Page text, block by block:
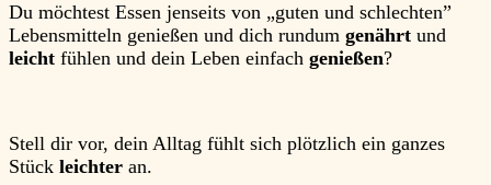
Du möchtest Essen jenseits von „guten und schlechten”
Lebensmitteln genießen und dich rundum genährt und
leicht fühlen und dein Leben einfach genießen?
Stell dir vor, dein Alltag fühlt sich plötzlich ein ganzes
Stück leichter an.